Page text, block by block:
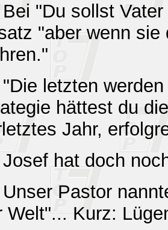
"Du sollst
"aber wenn
letzten
hättest du
Jahr,
hat doch
Pastor
Welt"... Kurz: